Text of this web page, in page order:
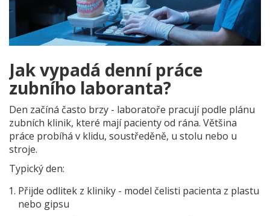
Jak vypadá denní práce
zubního laboranta?
Den začíná často brzy - laboratoře pracují podle plánu
zubních klinik, které mají pacienty od rána. Většina
práce probíhá v klidu, soustředěně, u stolu nebo u
stroje.
Typický den:
Přijde odlitek z kliniky - model čelisti pacienta z plastu
nebo gipsu